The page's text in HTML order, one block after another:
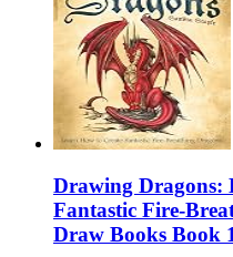
Drawing Dragons:
Fantastic Fire-
Draw Books Book